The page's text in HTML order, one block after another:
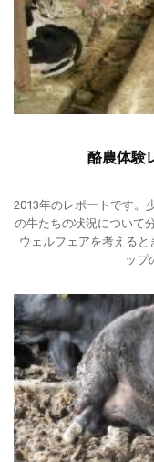
酪農体験
2013年のレポートです。
の牛たちの状況について
ウェルフェアを考えると
ップ